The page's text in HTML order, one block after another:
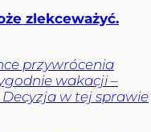
zlekceważyć.
przywrócenia
wakacji –
Decyzja w tej sprawie